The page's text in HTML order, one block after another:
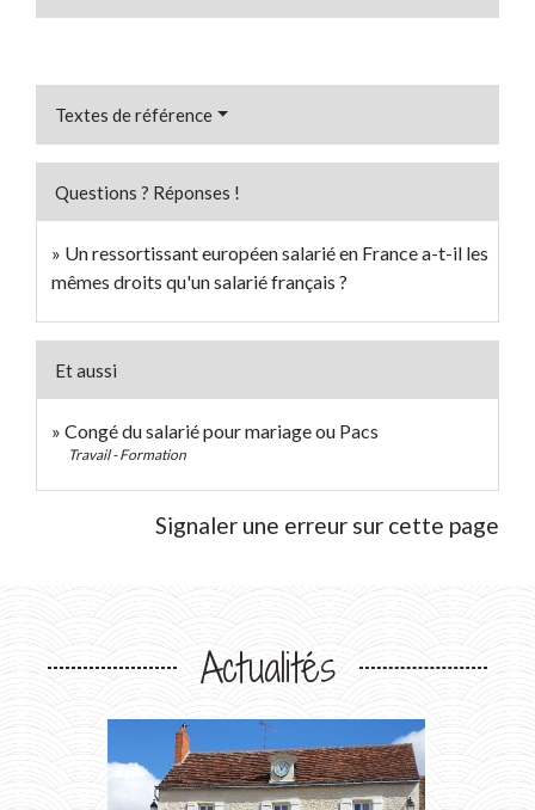
Textes de référence
Questions ? Réponses !
Un ressortissant européen salarié en France a-t-il les
mêmes droits qu'un salarié français ?
Et aussi
Congé du salarié pour mariage ou Pacs
Travail - Formation
Signaler une erreur sur cette page
Actualités